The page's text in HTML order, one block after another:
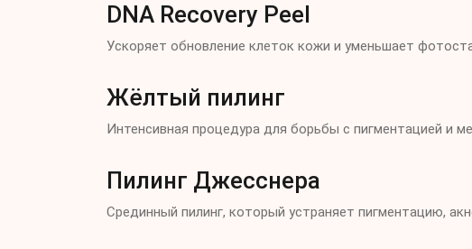
DNA Recovery Peel
Ускоряет обновление клеток кожи и уменьшает
Жёлтый пилинг
Интенсивная процедура для борьбы с пигментацией и
Пилинг Джесснера
Срединный пилинг, который устраняет пигментацию,